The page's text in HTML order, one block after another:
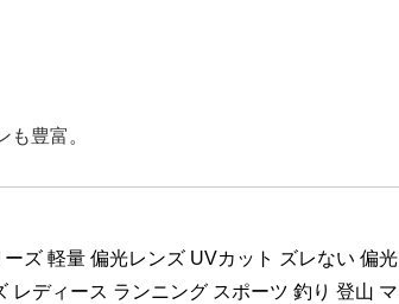
豊富。
ズ 軽量 偏光レンズ UVカット ズレない 偏光
レディース ランニング スポーツ 釣り 登山 マ